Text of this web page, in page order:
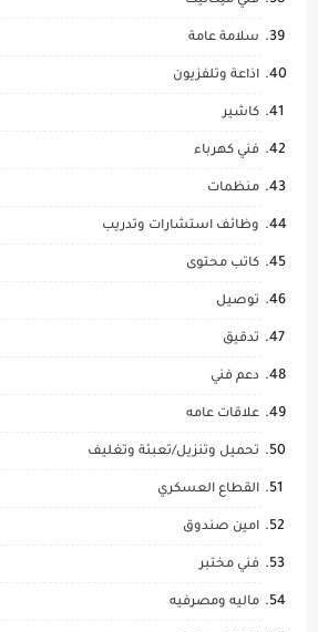
سلامة عامة
اذاعة وتلفزيون
كاشير
فني كهرباء
منظمات
وظائف استشارات وتدريب
كاتب محتوى
توصيل
تدقيق
دعم فني
علاقات عامه
تحميل وتنزيل/تعبئة وتغليف
القطاع العسكري
امين صندوق
فني مختبر
ماليه ومصرفيه